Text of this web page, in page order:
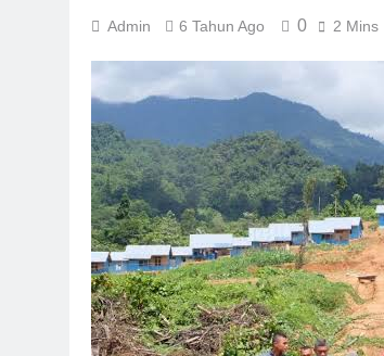
Admin 6 Tahun Ago 0 2 Mins